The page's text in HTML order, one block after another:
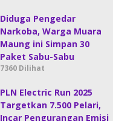
Diduga Pengedar
Narkoba, Warga Muara
Maung ini Simpan 30
Paket Sabu-Sabu
7360 Dilihat
PLN Electric Run 2025
Targetkan 7.500 Pelari,
Incar Pengurangan Emisi